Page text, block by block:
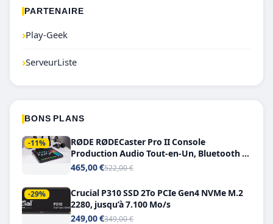
PARTENAIRE
›Play-Geek
›ServeurListe
BONS PLANS
-11%
RØDE RØDECaster Pro II Console
Production Audio Tout-en-Un, Bluetooth et
Double USB-C
465,00 €522,00 €
-29%
Crucial P310 SSD 2To PCIe Gen4 NVMe M.2
2280, jusqu’à 7.100 Mo/s
249,00 €349,00 €